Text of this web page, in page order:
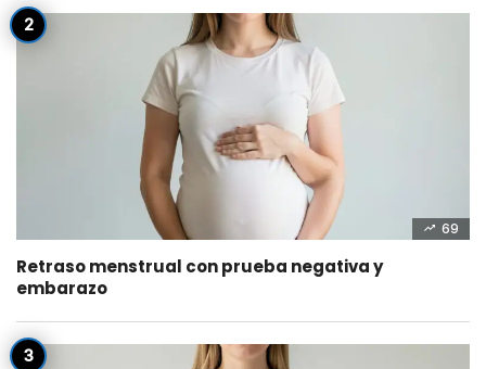
69
Retraso menstrual con prueba negativa y
embarazo